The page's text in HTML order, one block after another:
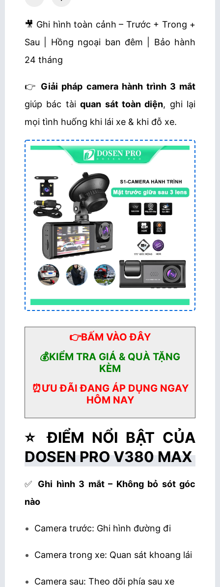
🎥 Ghi hình toàn cảnh – Trước + Trong +
Sau | Hồng ngoại ban đêm | Bảo hành
24 tháng
👉 Giải pháp camera hành trình 3 mắt
giúp bác tàiquan sát toàn diện, ghi lại
mọi tình huống khi lái xe & khi đỗ xe.
👉BẤM VÀO ĐÂY
💰KIỂM TRA GIÁ & QUÀ TẶNG
KÈM
⏰ƯU ĐÃI ĐANG ÁP DỤNG NGAY
HÔM NAY
⭐ ĐIỂM NỔI BẬT CỦA
DOSEN PRO V380 MAX
✅ Ghi hình 3 mắt – Không bỏ sót góc
nào
Camera trước: Ghi hình đường đi
Camera trong xe: Quan sát khoang lái
Camera sau: Theo dõi phía sau xe